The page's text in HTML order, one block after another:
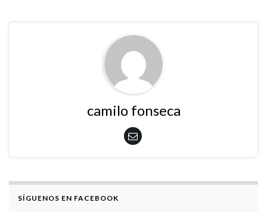
camilo fonseca
SÍGUENOS EN FACEBOOK